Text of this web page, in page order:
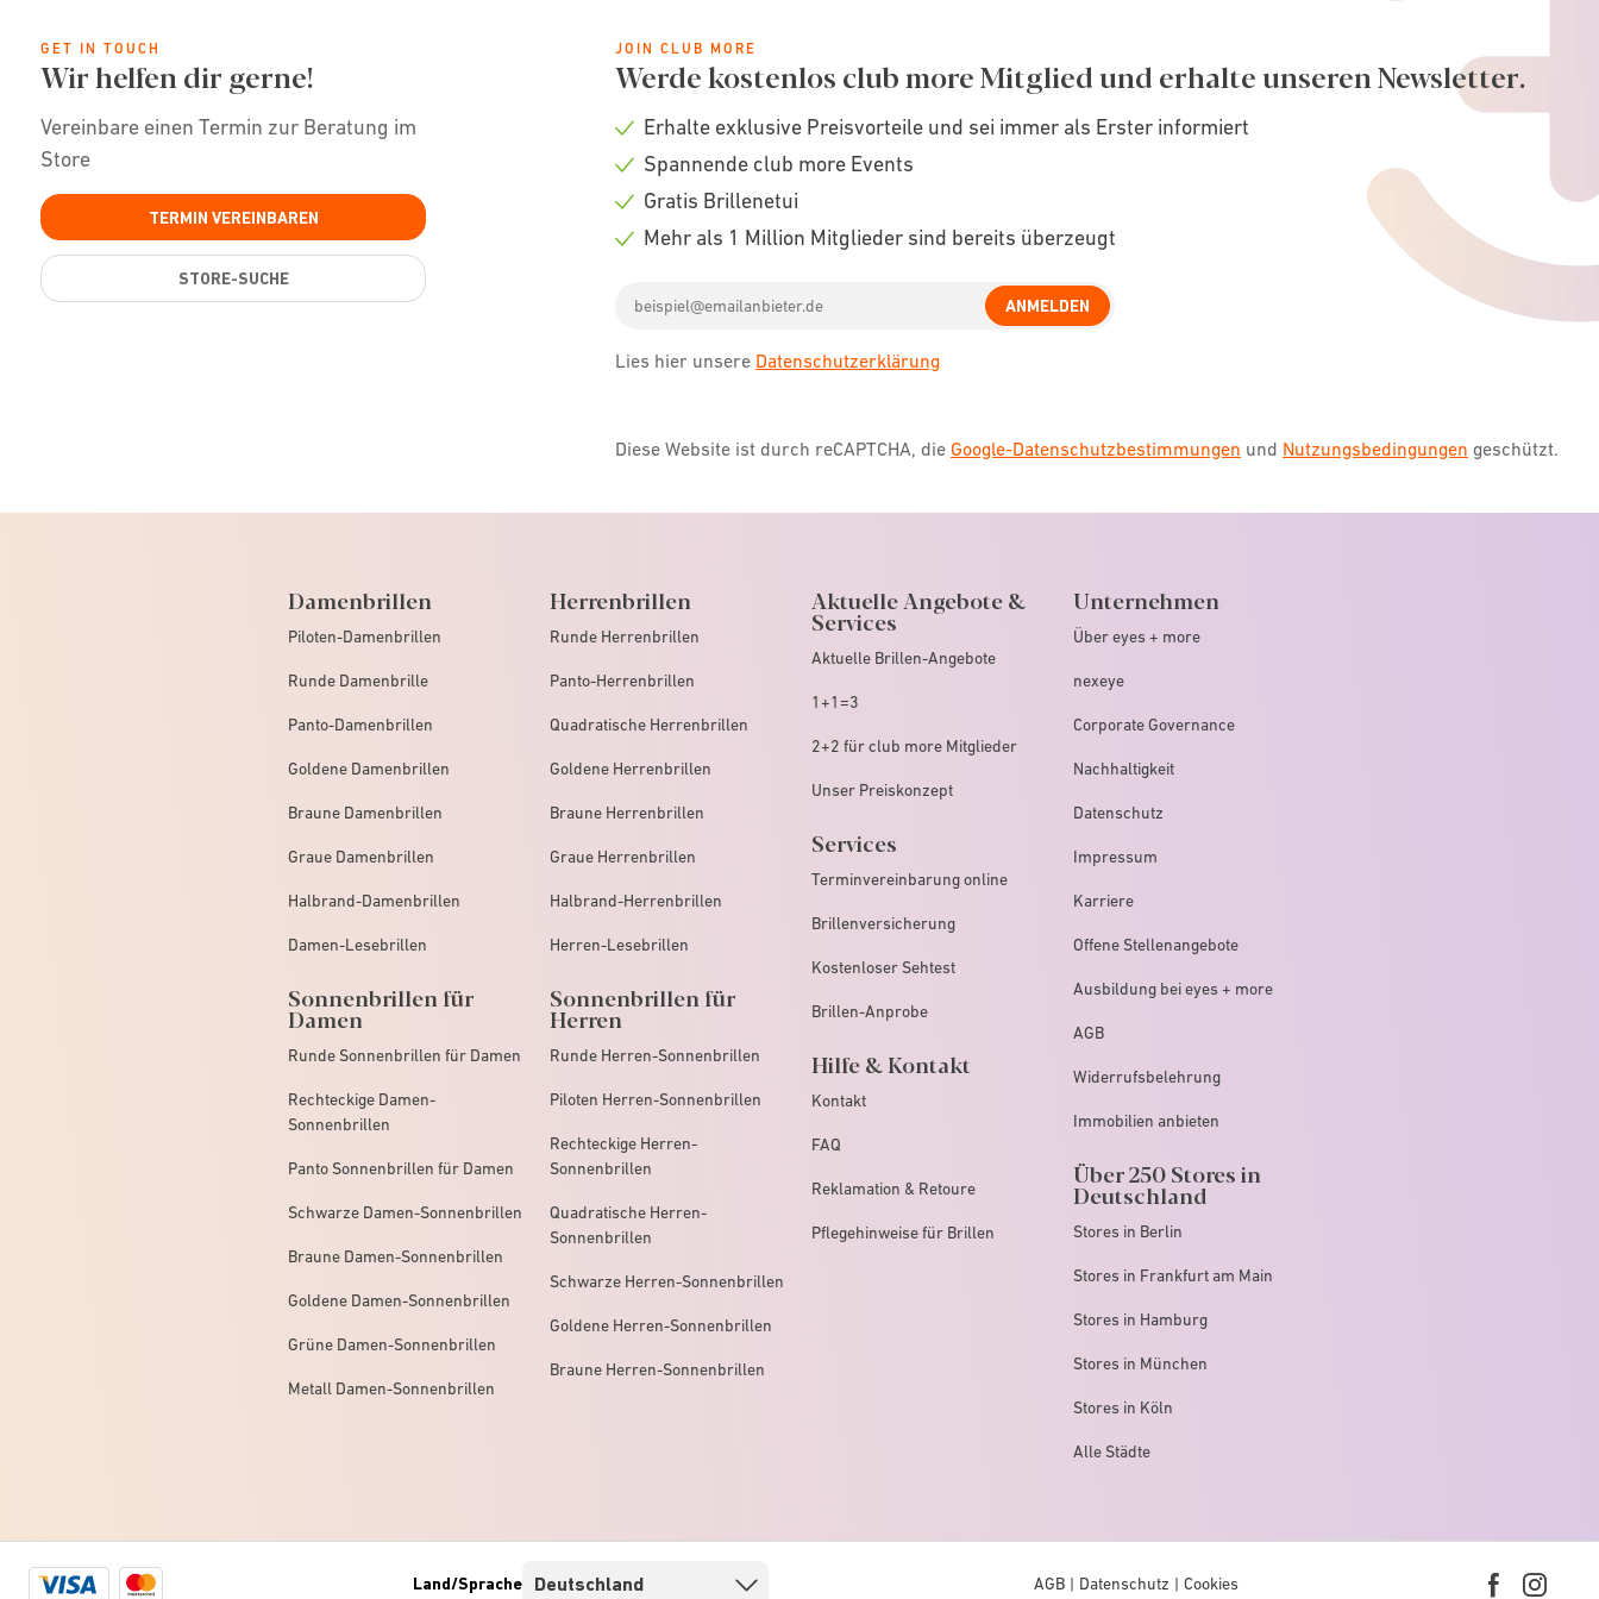
GET IN TOUCH
Wir helfen dir gerne!
Vereinbare einen Termin zur Beratung im
Store
TERMIN VEREINBAREN
STORE-SUCHE
JOIN CLUB MORE
Werde kostenlos club more Mitglied und erhalte unseren Newsletter.
Check
Erhalte exklusive Preisvorteile und sei immer als Erster informiert
Check
Spannende club more Events
Check
Gratis Brillenetui
Mehr als 1 Million Mitglieder sind bereits überzeugt
address
ANMELDEN
Lies hier unsere Datenschutzerklärung
Diese Website ist durch reCAPTCHA, die Google-Datenschutzbestimmungen und Nutzungsbedingungen geschützt.
Damenbrillen
Piloten-Damenbrillen
Runde Damenbrille
Panto-Damenbrillen
Goldene Damenbrillen
Braune Damenbrillen
Graue Damenbrillen
Halbrand-Damenbrillen
Damen-Lesebrillen
Sonnenbrillen für
Damen
Runde Sonnenbrillen für Damen
Rechteckige Damen-
Sonnenbrillen
Panto Sonnenbrillen für Damen
Schwarze Damen-Sonnenbrillen
Braune Damen-Sonnenbrillen
Goldene Damen-Sonnenbrillen
Grüne Damen-Sonnenbrillen
Metall Damen-Sonnenbrillen
Herrenbrillen
Runde Herrenbrillen
Panto-Herrenbrillen
Quadratische Herrenbrillen
Goldene Herrenbrillen
Braune Herrenbrillen
Graue Herrenbrillen
Halbrand-Herrenbrillen
Herren-Lesebrillen
Sonnenbrillen für
Herren
Runde Herren-Sonnenbrillen
Piloten Herren-Sonnenbrillen
Rechteckige Herren-
Sonnenbrillen
Quadratische Herren-
Sonnenbrillen
Schwarze Herren-Sonnenbrillen
Goldene Herren-Sonnenbrillen
Braune Herren-Sonnenbrillen
Aktuelle Angebote &
Services
Aktuelle Brillen-Angebote
1+1=3
2+2 für club more Mitglieder
Unser Preiskonzept
Services
Terminvereinbarung online
Brillenversicherung
Kostenloser Sehtest
Brillen-Anprobe
Hilfe & Kontakt
Kontakt
FAQ
Reklamation & Retoure
Pflegehinweise für Brillen
Unternehmen
Über eyes + more
nexeye
Corporate Governance
Nachhaltigkeit
Datenschutz
Impressum
Karriere
Offene Stellenangebote
Ausbildung bei eyes + more
AGB
Widerrufsbelehrung
Immobilien anbieten
Über 250 Stores in
Deutschland
Stores in Berlin
Stores in Frankfurt am Main
Stores in Hamburg
Stores in München
Stores in Köln
Alle Städte
Visa
Mastercard
Land/Sprache AGB Datenschutz Cookies